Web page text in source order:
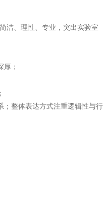
、理性、专业，突出实验室
；
整体表达方式注重逻辑性与行